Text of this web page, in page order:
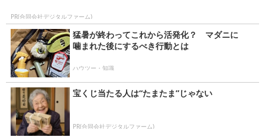
PR(合同会社デジタルファーム)
猛暑が終わってこれから活発化？ マダニに
噛まれた後にするべき行動とは
ハウツー・知識
宝くじ当たる人は“たまたま”じゃない
PR(合同会社デジタルファーム)